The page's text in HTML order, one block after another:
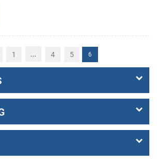
1 ... 4 5 6